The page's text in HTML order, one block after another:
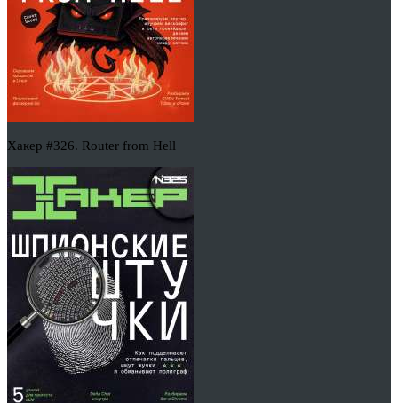
Хакер #326. Router from Hell